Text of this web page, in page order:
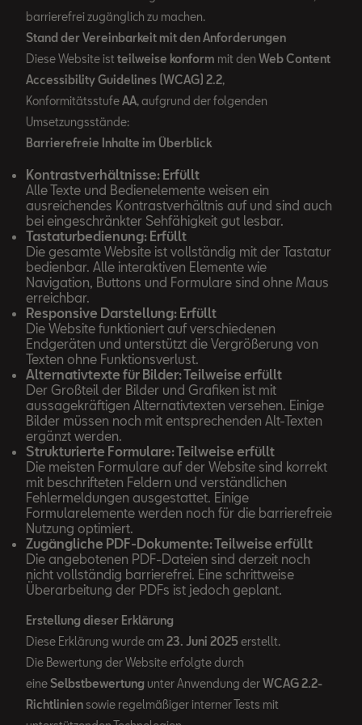
barrierefrei zugänglich zu machen.
Stand der Vereinbarkeit mit den Anforderungen
Diese Website ist teilweise konform mit den Web Content
Accessibility Guidelines (WCAG) 2.2,
KonformitätsstufeAA, aufgrund der folgenden
Umsetzungsstände:
Barrierefreie Inhalte im Überblick
Kontrastverhältnisse: Erfüllt
Alle Texte und Bedienelemente weisen ein
ausreichendes Kontrastverhältnis auf und sind auch
bei eingeschränkter Sehfähigkeit gut lesbar.
Tastaturbedienung: Erfüllt
Die gesamte Website ist vollständig mit der Tastatur
bedienbar. Alle interaktiven Elemente wie
Navigation, Buttons und Formulare sind ohne Maus
erreichbar.
Responsive Darstellung: Erfüllt
Die Website funktioniert auf verschiedenen
Endgeräten und unterstützt die Vergrößerung von
Texten ohne Funktionsverlust.
Alternativtexte für Bilder: Teilweise erfüllt
Der Großteil der Bilder und Grafiken ist mit
aussagekräftigen Alternativtexten versehen. Einige
Bilder müssen noch mit entsprechenden Alt-Texten
ergänzt werden.
Strukturierte Formulare: Teilweise erfüllt
Die meisten Formulare auf der Website sind korrekt
mit beschrifteten Feldern und verständlichen
Fehlermeldungen ausgestattet. Einige
Formularelemente werden noch für die barrierefreie
Nutzung optimiert.
Zugängliche PDF-Dokumente: Teilweise erfüllt
Die angebotenen PDF-Dateien sind derzeit noch
nicht vollständig barrierefrei. Eine schrittweise
Überarbeitung der PDFs ist jedoch geplant.
Erstellung dieser Erklärung
Diese Erklärung wurde am 23. Juni 2025erstellt.
Die Bewertung der Website erfolgte durch
eine Selbstbewertung unter Anwendung derWCAG 2.2-
Richtliniensowie regelmäßiger interner Tests mit